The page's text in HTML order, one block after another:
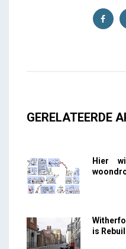
GERELATEERDE
Hier
is